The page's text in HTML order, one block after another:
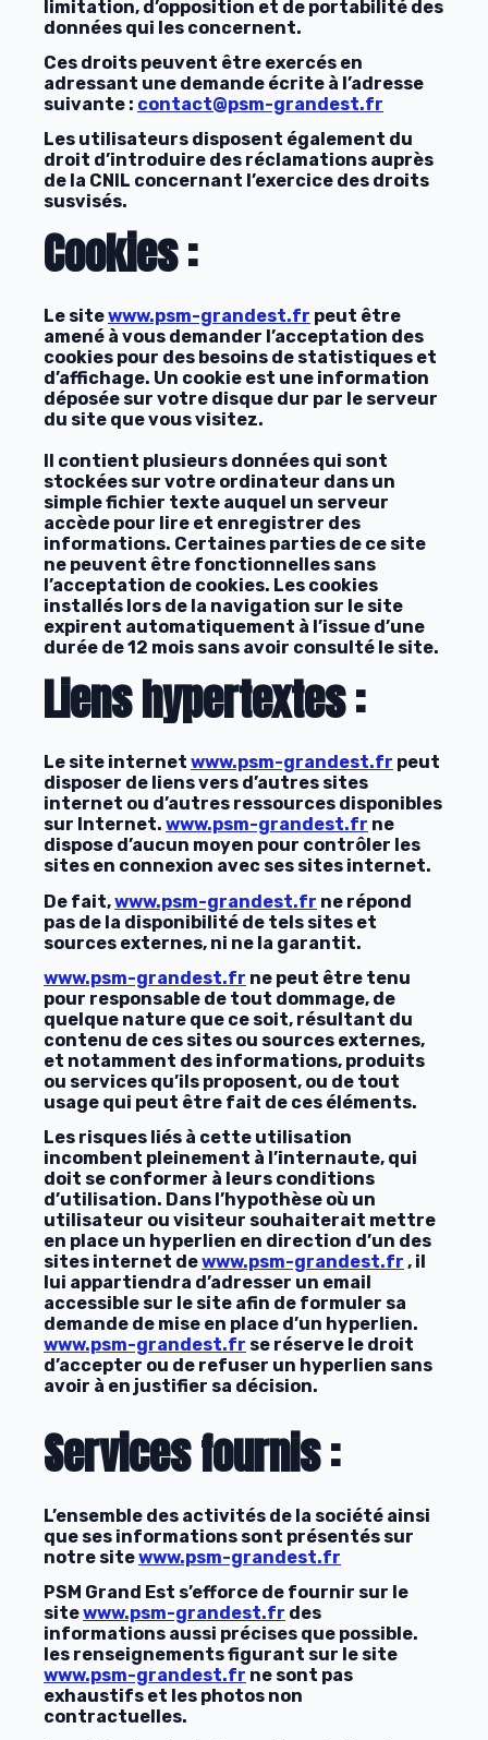
limitation, d’opposition et de portabilité des
données qui les concernent.
Ces droits peuvent être exercés en
adressant une demande écrite à l’adresse
suivante : contact@psm-grandest.fr
Les utilisateurs disposent également du
droit d’introduire des réclamations auprès
de la CNIL concernant l’exercice des droits
susvisés.
Cookies :
Le sitewww.psm-grandest.fr peut être
amené à vous demander l’acceptation des
cookies pour des besoins de statistiques et
d’affichage. Un cookie est une information
déposée sur votre disque dur par le serveur
du site que vous visitez.
Il contient plusieurs données qui sont
stockées sur votre ordinateur dans un
simple fichier texte auquel un serveur
accède pour lire et enregistrer des
informations. Certaines parties de ce site
ne peuvent être fonctionnelles sans
l’acceptation de cookies. Les cookies
installés lors de la navigation sur le site
expirent automatiquement à l’issue d’une
durée de 12 mois sans avoir consulté le site.
Liens hypertextes :
Le site internet www.psm-grandest.fr peut
disposer de liens vers d’autres sites
internet ou d’autres ressources disponibles
sur Internet. www.psm-grandest.fr ne
dispose d’aucun moyen pour contrôler les
sites en connexion avec ses sites internet.
De fait,www.psm-grandest.fr ne répond
pas de la disponibilité de tels sites et
sources externes, ni ne la garantit.
www.psm-grandest.fr ne peut être tenu
pour responsable de tout dommage, de
quelque nature que ce soit, résultant du
contenu de ces sites ou sources externes,
et notamment des informations, produits
ou services qu’ils proposent, ou de tout
usage qui peut être fait de ces éléments.
Les risques liés à cette utilisation
incombent pleinement à l’internaute, qui
doit se conformer à leurs conditions
d’utilisation. Dans l’hypothèse où un
utilisateur ou visiteur souhaiterait mettre
en place un hyperlien en direction d’un des
sites internet dewww.psm-grandest.fr , il
lui appartiendra d’adresser un email
accessible sur le site afin de formuler sa
demande de mise en place d’un hyperlien.
www.psm-grandest.fr se réserve le droit
d’accepter ou de refuser un hyperlien sans
avoir à en justifier sa décision.
Services fournis :
L’ensemble des activités de la société ainsi
que ses informations sont présentés sur
notre sitewww.psm-grandest.fr
PSM Grand Est s’efforce de fournir sur le
sitewww.psm-grandest.fr des
informations aussi précises que possible.
les renseignements figurant sur le site
www.psm-grandest.fr ne sont pas
exhaustifs et les photos non
contractuelles.